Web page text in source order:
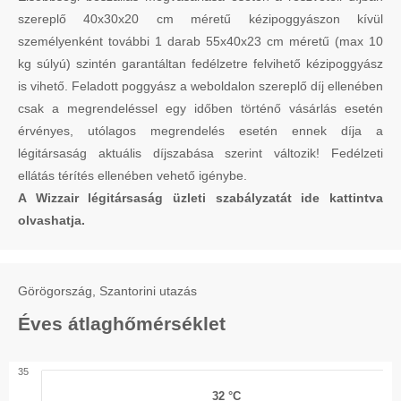
szereplő 40x30x20 cm méretű kézipoggyászon kívül
személyenként további 1 darab 55x40x23 cm méretű (max 10
kg súlyú) szintén garantáltan fedélzetre felvihető kézipoggyász
is vihető. Feladott poggyász a weboldalon szereplő díj ellenében
csak a megrendeléssel egy időben történő vásárlás esetén
érvényes, utólagos megrendelés esetén ennek díja a
légitársaság aktuális díjszabása szerint változik! Fedélzeti
ellátás térítés ellenében vehető igénybe.
A Wizzair légitársaság üzleti szabályzatát ide kattintva
olvashatja.
Görögország, Szantorini utazás
Éves átlaghőmérséklet
32 °C
32 °C
35